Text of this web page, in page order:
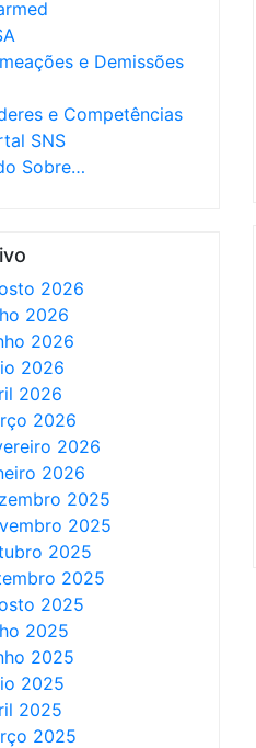
e Demissões
e Competências
SNS
Sobre…
2026
2026
2026
2026
2026
2026
2026
2026
2025
2025
2025
2025
2025
2025
2025
2025
2025
2025